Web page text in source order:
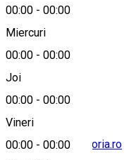
00:00 - 00:00
Miercuri
00:00 - 00:00
Joi
00:00 - 00:00
Vineri
00:00 - 00:00
office@hoteleuphoria.ro